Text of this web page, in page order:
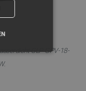
GLP GPV-18-